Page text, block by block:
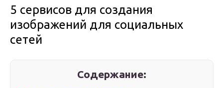
5 сервисов для создания
изображений для социальных
сетей
Содержание: